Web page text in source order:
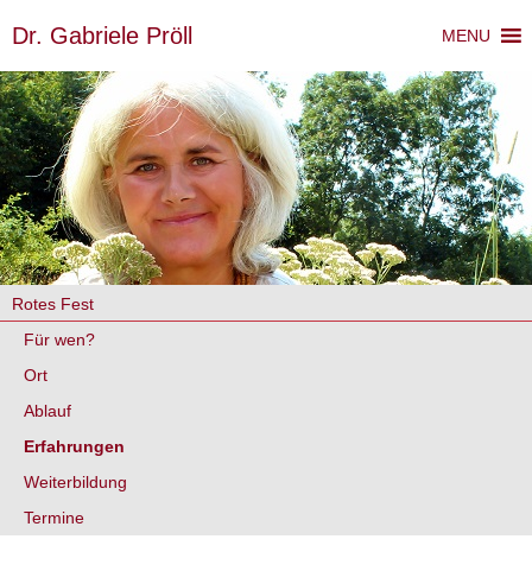
Dr. Gabriele Pröll MENU
Rotes Fest
Für wen?
Ort
Ablauf
Erfahrungen
Weiterbildung
Termine